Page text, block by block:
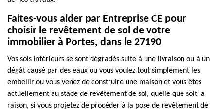
Faites-vous aider par Entreprise CE pour
choisir le revêtement de sol de votre
immobilier à Portes, dans le 27190
Vos sols intérieurs se sont dégradés suite à une livraison ou à un
dégât causé par des eaux ou vous voulez tout simplement les
embellir ou vous venez de construire une maison et vous êtes
actuellement au stade de revêtement de sol, quelle que soit la
raison, si vous projetez de procéder à la pose de revêtement de